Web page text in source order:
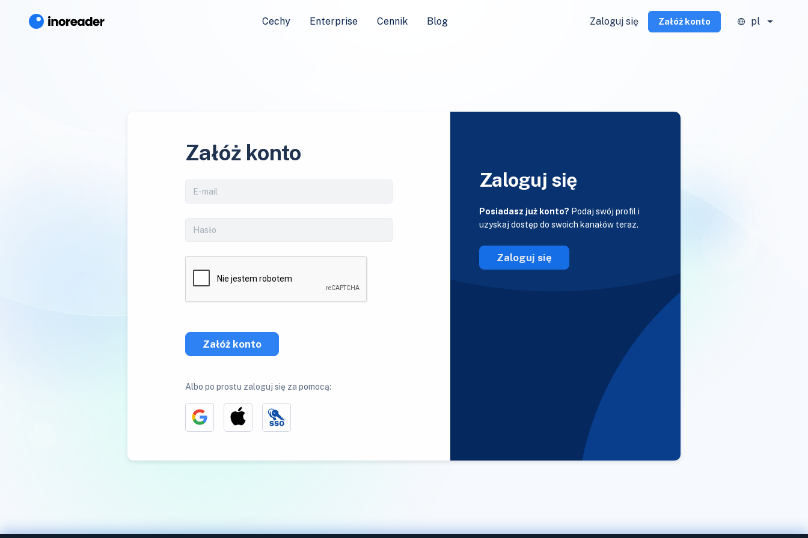
Cechy Enterprise Cennik Blog Zaloguj się Załóż konto pl
Załóż konto
Załóż konto
Albo po prostu zaloguj się za pomocą:
Zaloguj się
Posiadasz już konto? Podaj swój profil i
uzyskaj dostęp do swoich kanałów teraz.
Zaloguj się